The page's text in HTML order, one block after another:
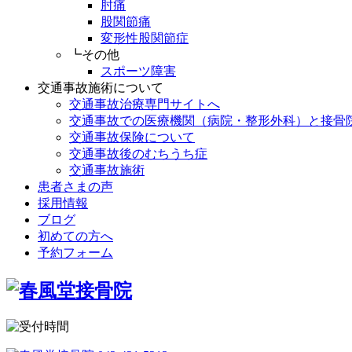
肘痛
股関節痛
変形性股関節症
┗その他
スポーツ障害
交通事故施術について
交通事故治療専門サイトへ
交通事故での医療機関（病院・整形外科）と接骨
交通事故保険について
交通事故後のむちうち症
交通事故施術
患者さまの声
採用情報
ブログ
初めての方へ
予約フォーム